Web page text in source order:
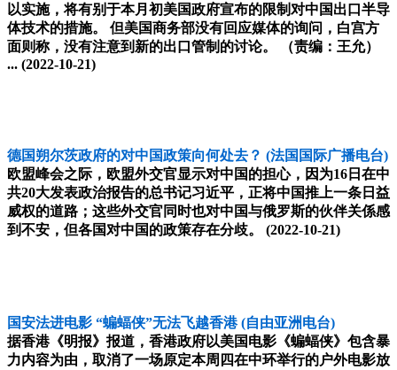
以实施，将有别于本月初美国政府宣布的限制对中国出口半导
体技术的措施。 但美国商务部没有回应媒体的询问，白宫方
面则称，没有注意到新的出口管制的讨论。 （责编：王允）
... (2022-10-21)
德国朔尔茨政府的对中国政策向何处去？ (法国国际广播电台)
欧盟峰会之际，欧盟外交官显示对中国的担心，因为16日在中
共20大发表政治报告的总书记习近平，正将中国推上一条日益
威权的道路；这些外交官同时也对中国与俄罗斯的伙伴关係感
到不安，但各国对中国的政策存在分歧。 (2022-10-21)
国安法进电影 “蝙蝠侠”无法飞越香港 (自由亚洲电台)
据香港《明报》报道，香港政府以美国电影《蝙蝠侠》包含暴
力内容为由，取消了一场原定本周四在中环举行的户外电影放